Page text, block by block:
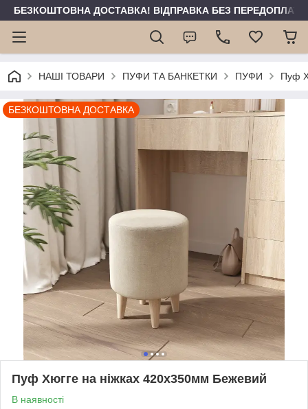
БЕЗКОШТОВНА ДОСТАВКА! ВІДПРАВКА БЕЗ ПЕРЕДОПЛАТИ
НАШІ ТОВАРИ ПУФИ ТА БАНКЕТКИ ПУФИ Пуф
БЕЗКОШТОВНА ДОСТАВКА
Пуф Хюгге на ніжках 420х350мм Бежевий
В наявності